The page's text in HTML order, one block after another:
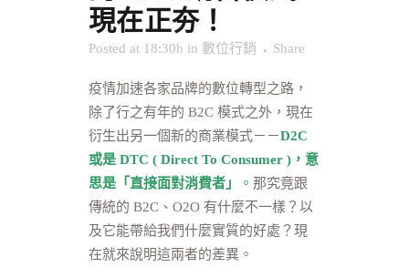
現在正夯！
Posted at 18:30h in 數位行銷 Share
疫情加速各家品牌的數位轉型之路，
除了行之有年的 B2C 模式之外，現在
衍生出另一個新的商業模式－－D2C
或是 DTC ( Direct To Consumer ) ，意
思是「直接面對消費者」
。 那究竟跟
傳統的 B2C、O2O 有什麼不一樣？以
及它能帶給我們什麼實質的好處？現
在就來說明這兩者的差異。